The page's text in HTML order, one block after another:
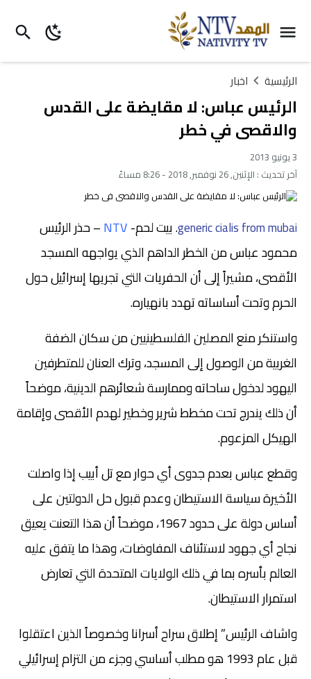
الرئيسية اخبار
الرئيس عباس: لا مقايضة على القدس
والاقصى في خطر
3 يونيو 2013
آخر تحديث : الإثنين, 26 نوفمبر, 2018 - 8:26 مساءً
generic cialis from mubai
.بيت لحم-NTV– حذر الرئيس
محمود عباس من الخطر الداهم الذي يواجهه المسجد
الأقصى، مشيراً إلى أن الحفريات التي تجريها إسرائيل حول
الحرم وتحت أساساته تهدد بانهياره.
واستنكر منع المصلين الفلسطينيين من سكان الضفة
الغربية من الوصول إلى المسجد، وترك العنان للمتطرفين
اليهود لدخول ساحاته وممارسة شعائرهم الدينية، موضحاً
أن ذلك يندرج تحت مخطط شرير وخطير لهدم الأقصى وإقامة
الهيكل المزعوم.
وقطع عباس بعدم جدوى أي حوار مع تل أبيب إذا واصلت
الأخيرة سياسة الاستيطان وعدم قبول حل الدولتين على
أساس دولة على حدود 1967، موضحاً أن هذا التعنت يعيق
نجاح أي جهود لاستئناف المفاوضات، وهذا ما يتفق عليه
العالم بأسره بما في ذلك الولايات المتحدة التي تعارض
استمرار الاستيطان.
واشاف الرئيس” إطلاق سراح أسرانا وخصوصاً الذين اعتقلوا
قبل عام 1993 هو مطلب أساسي وجزء من التزام إسرائيلي